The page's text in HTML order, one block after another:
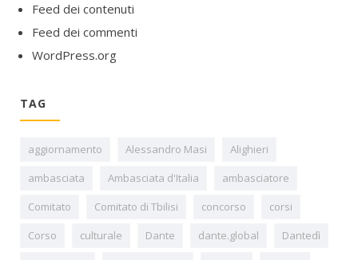
Feed dei contenuti
Feed dei commenti
WordPress.org
TAG
aggiornamento Alessandro Masi
Alighieri
ambasciata
Ambasciata d'Italia
ambasciatore
Comitato
Comitato di Tbilisi concorso
corsi
Corso
culturale Dante dante.global
Dantedì